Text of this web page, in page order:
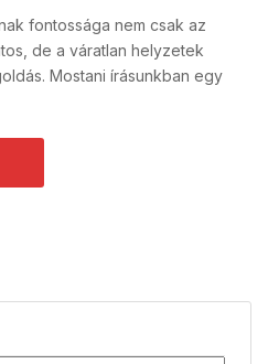
fontossága nem csak az
de a váratlan helyzetek
Mostani írásunkban egy